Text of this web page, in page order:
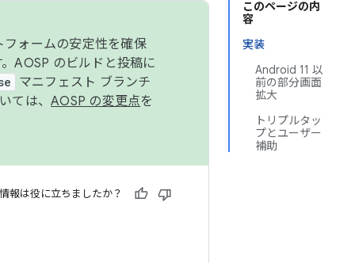
このページの内
容
実装
Android 11 以
前の部分画面
拡大
トリプルタッ
プとユーザー
補助
ォームの安定性を確保
AOSP のビルドと投稿に
マニフェスト ブランチ
ては、 AOSP の変更点を
報は役に立ちましたか？